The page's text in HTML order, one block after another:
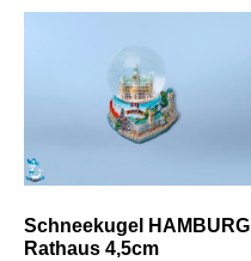
Schneekugel HAMBURG
Rathaus 4,5cm